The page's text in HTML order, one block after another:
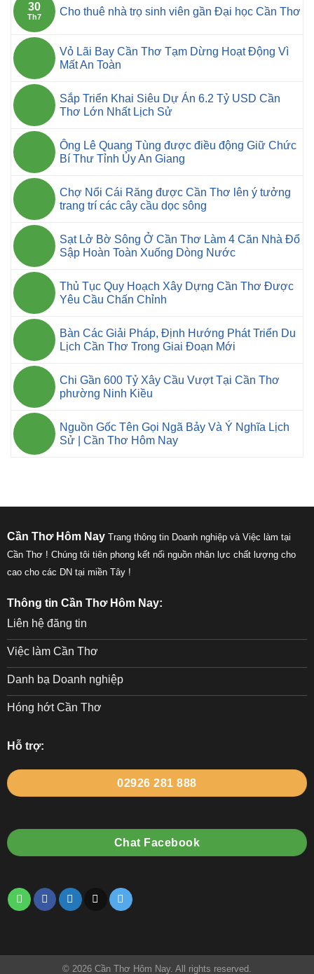
30
Th7 Cho thuê nhà trọ sinh viên gần Đại học Cần Thơ
Vỏ Lãi Bay Cần Thơ Tạm Dừng Hoạt Động Vì
Mất An Toàn
Sắp Triển Khai Siêu Dự Án 6.2 Tỷ USD Cần
Thơ Lớn Nhất Lịch Sử
Ông Lê Quang Tùng được điều động Giữ Chức
Bí Thư Tỉnh Ủy An Giang
Chợ Nổi Cái Răng được Cần Thơ lên ý tưởng
trang trí các cây cầu dọc sông
Sạt Lở Bờ Sông Ở Cần Thơ Làm 4 Căn Nhà Đổ
Sập Hoàn Toàn Xuống Dòng Nước
Thủ Tục Quy Hoạch Xây Dựng Cần Thơ Được
Yêu Cầu Chấn Chỉnh
Bàn Các Giải Pháp, Định Hướng Phát Triển Du
Lịch Cần Thơ Trong Giai Đoạn Mới
Chi Gần 600 Tỷ Xây Cầu Vượt Tại Cần Thơ
phường Ninh Kiều
Nguồn Gốc Tên Gọi Ngã Bảy Và Ý Nghĩa Lịch
Sử | Cần Thơ Hôm Nay
Cần Thơ Hôm Nay Trang thông tin Doanh nghiệp và Việc làm tại
Cần Thơ ! Chúng tôi tiên phong kết nối nguồn nhân lực chất lượng cho
cao cho các DN tại miền Tây !
Thông tin Cần Thơ Hôm Nay:
Liên hệ đăng tin
Việc làm Cần Thơ
Danh bạ Doanh nghiệp
Hóng hớt Cần Thơ
Hỗ trợ:
02926 281 888
Chat Facebook
© 2026 Cần Thơ Hôm Nay. All rights reserved.